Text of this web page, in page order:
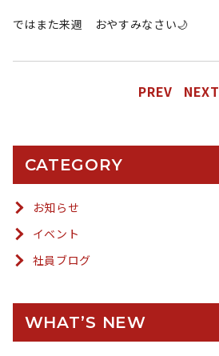
ではまた来週 おやすみなさい🌙
PREV NEXT
CATEGORY
お知らせ
イベント
社員ブログ
WHAT’S NEW